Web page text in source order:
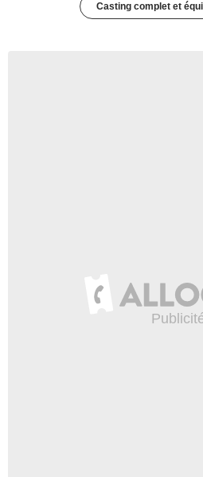
Casting complet et